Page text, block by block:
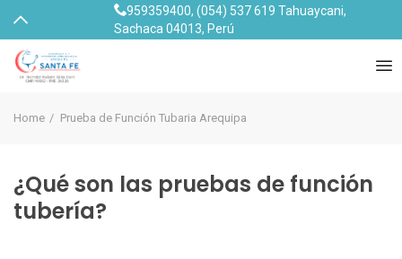
959359400, (054) 537 619 Tahuaycani,
Sachaca 04013, Perú
Home Prueba de Función Tubaria Arequipa
¿Qué son las pruebas de función
tubería?